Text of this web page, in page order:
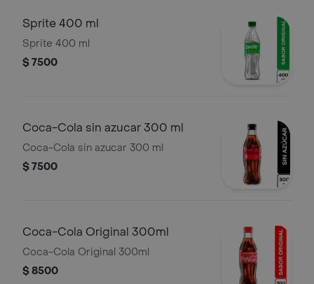
Sprite 400 ml
Sprite 400 ml
$ 7500
Coca-Cola sin azucar 300 ml
Coca-Cola sin azucar 300 ml
$ 7500
Coca-Cola Original 300ml
Coca-Cola Original 300ml
$ 8500